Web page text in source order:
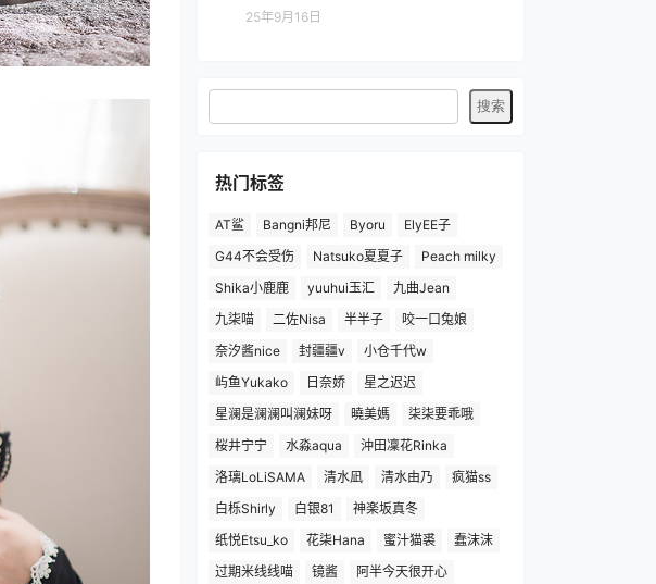
25年9月16日
热门标签
AT鲨 Bangni邦尼 Byoru
ElyEE子
G44不会受伤
Natsuko夏夏子
Peach milky
Shika小鹿鹿
yuuhui玉汇
九曲Jean
九柒喵
二佐Nisa 半半子
咬一口兔娘
奈汐酱nice
封疆疆v
小仓千代w
屿鱼Yukako
日奈娇
星之迟迟
星澜是澜澜叫澜妹呀
曉美媽
柒柒要乖哦
桜井宁宁
水淼aqua
沖田凜花Rinka
洛璃LoLiSAMA
清水凪 清水由乃
疯猫ss
白栎Shirly
白银81
神楽坂真冬
纸悦Etsu_ko
花柒Hana 蜜汁猫裘
蠢沫沫
过期米线线喵
镜酱
阿半今天很开心